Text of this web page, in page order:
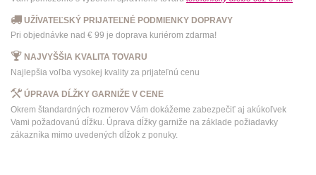
UŽÍVATEĽSKÝ PRIJATEĽNÉ PODMIENKY DOPRAVY
Pri objednávke nad € 99 je doprava kuriérom zdarma!
NAJVYŠŠIA KVALITA TOVARU
Najlepšia voľba vysokej kvality za prijateľnú cenu
ÚPRAVA DĹŽKY GARNIŽE V CENE
Okrem štandardných rozmerov Vám dokážeme zabezpečiť aj akúkoľvek
Vami požadovanú dĺžku. Úprava dĺžky garniže na základe požiadavky
zákazníka mimo uvedených dĺžok z ponuky.